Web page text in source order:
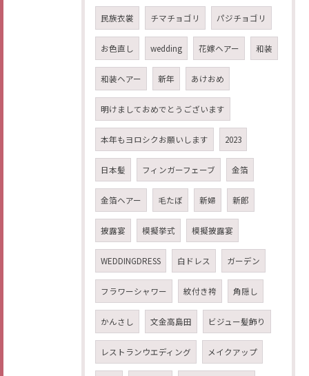
民族衣裳 チマチョゴリ パジチョゴリ
お色直し wedding 花嫁ヘアー 和装
和装ヘアー 新年 あけおめ
明けましておめでとうございます
本年もヨロシクお願いします 2023
日本髪 フィンガーフェーブ 金箔
金箔ヘアー 毛たぼ 新婦 新郎
披露宴 模擬挙式 模擬披露宴
WEDDINGDRESS 白ドレス ガーデン
フラワーシャワー 紋付き袴 角隠し
かんさし 文金高島田 ビジュー髪飾り
レストランウエディング メイクアップ